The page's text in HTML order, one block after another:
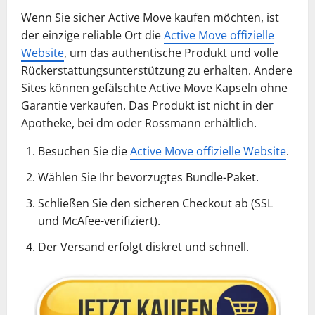
Wenn Sie sicher Active Move kaufen möchten, ist
der einzige reliable Ort dieActive Move offizielle
Website, um das authentische Produkt und volle
Rückerstattungsunterstützung zu erhalten. Andere
Sites können gefälschte Active Move Kapseln ohne
Garantie verkaufen. Das Produkt ist nicht in der
Apotheke, bei dm oder Rossmann erhältlich.
Besuchen Sie dieActive Move offizielle Website.
Wählen Sie Ihr bevorzugtes Bundle-Paket.
Schließen Sie den sicheren Checkout ab (SSL
und McAfee-verifiziert).
Der Versand erfolgt diskret und schnell.